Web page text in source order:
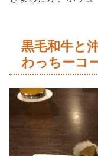
黒毛和牛と
わっちーコ